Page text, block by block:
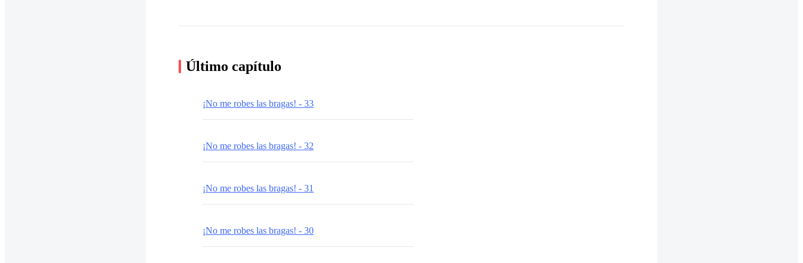
Último capítulo
¡No me robes las bragas! - 33
¡No me robes las bragas! - 32
¡No me robes las bragas! - 31
¡No me robes las bragas! ‐ 30